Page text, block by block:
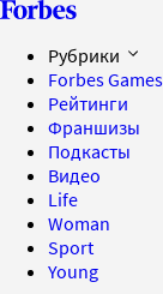
Рубрики
Forbes Games
Рейтинги
Франшизы
Подкасты
Видео
Life
Woman
Sport
Young